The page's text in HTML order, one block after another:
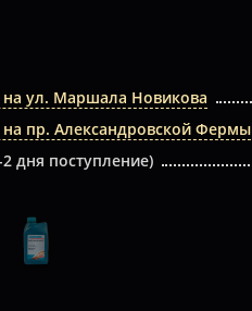
на ул. Маршала Новикова
пр. Александровской Фермы
дня поступление)